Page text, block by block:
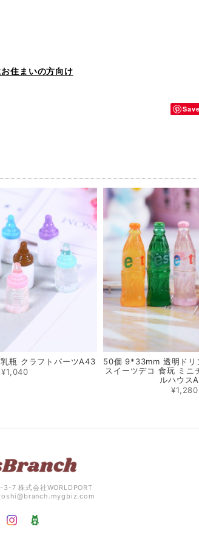
住まいの方向け
Save
瓶 クラフトパーツA43
¥1,040
50個 9*33mm 透明ドリ
スイーツデコ 食玩 ミニ
ルハウス
¥1,280
3-7 株式会社WORLDPORT